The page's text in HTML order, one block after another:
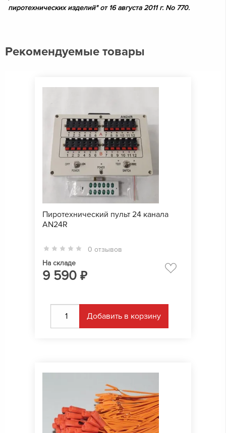
пиротехнических изделий" от 16 августа 2011 г. No 770.
Рекомендуемые товары
Пиротехнический пульт 24 канала
AN24R
0 отзывов
На складе
9 590 ₽
Добавить в корзину